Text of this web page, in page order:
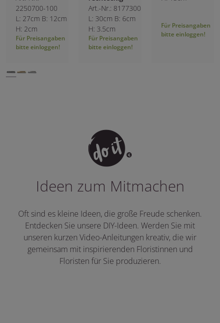
2250700-100
L: 27cm B: 12cm
H: 2cm
Für Preisangaben
bitte einloggen!
Art.-Nr.: 8177300
L: 30cm B: 6cm
H: 3.5cm
Für Preisangaben
bitte einloggen!
Für Preisangaben
bitte einloggen!
Ideen zum Mitmachen
Oft sind es kleine Ideen, die große Freude schenken.
Entdecken Sie unsere DIY-Ideen. Werden Sie mit
unseren kurzen Video-Anleitungen kreativ, die wir
gemeinsam mit inspirierenden Floristinnen und
Floristen für Sie produzieren.